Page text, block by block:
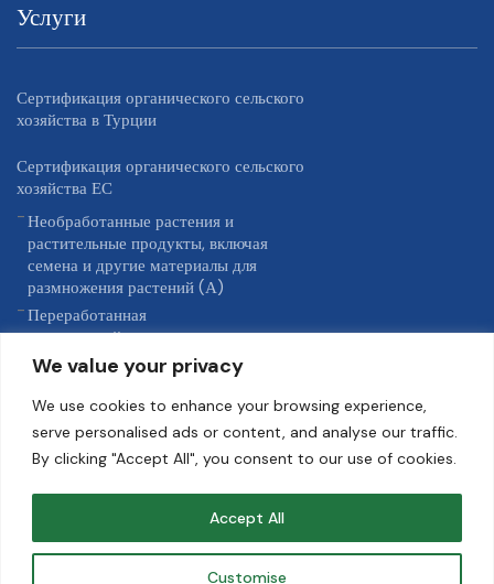
We value your privacy
We use cookies to enhance your browsing experience,
serve personalised ads or content, and analyse our traffic.
By clicking "Accept All", you consent to our use of cookies.
Customise
Accept All
Услуги
Сертификация органического сельского
хозяйства в Турции
Сертификация органического сельского
хозяйства ЕС
Необработанные растения и
растительные продукты, включая
семена и другие материалы для
размножения растений (А)
Переработанная
сельскохозяйственная продукция,
предназначенная для пищевого
использования, включая продукцию
из морепродуктов (D)
Другие продукты, перечисленные в
Приложении 1 к Регламенту ЕС (ЕU)
2018/848 (G)